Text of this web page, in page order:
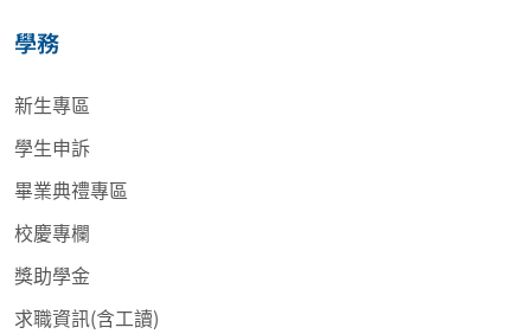
學務
新生專區
學生申訴
畢業典禮專區
校慶專欄
獎助學金
求職資訊(含工讀)